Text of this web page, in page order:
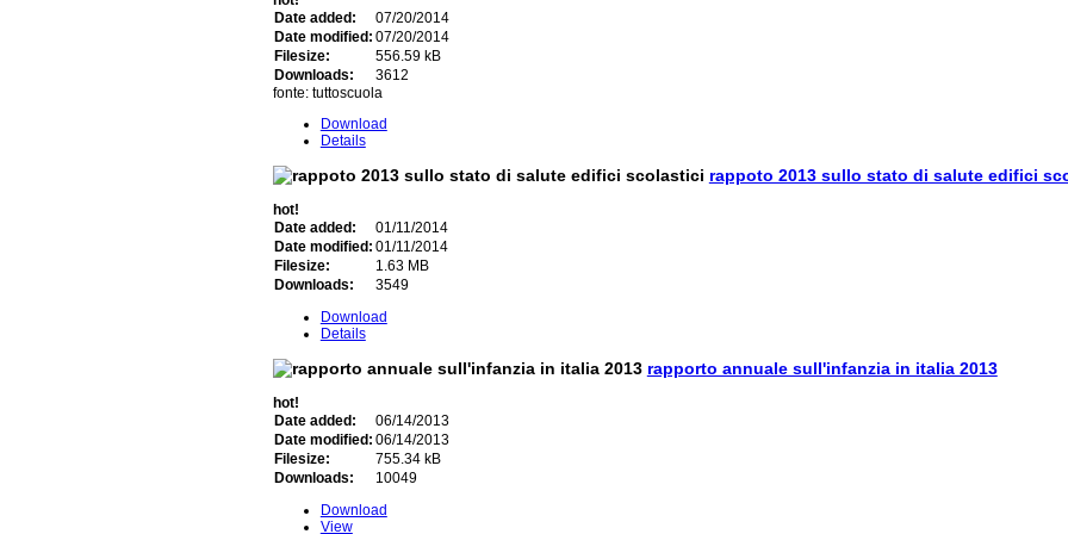
Date added:
07/20/2014
Date modified: 07/20/2014
Filesize:
556.59 kB
Downloads:
3612
fonte: tuttoscuola
Download
Details
rappoto 2013 sullo stato di salute edifici
hot!
Date added:
01/11/2014
Date modified: 01/11/2014
Filesize:
1.63 MB
Downloads:
3549
Download
Details
rapporto annuale sull'infanzia in italia 2013
hot!
Date added:
06/14/2013
Date modified: 06/14/2013
Filesize:
755.34 kB
Downloads:
10049
Download
View